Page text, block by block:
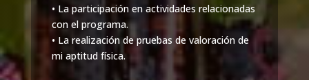
• La participación en actividades relacionadas
con el programa.
• La realización de pruebas de valoración de
mi aptitud física.